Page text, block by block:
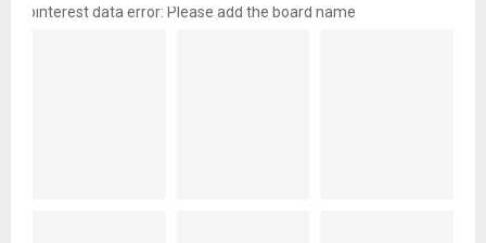
pinterest data error: Please add the board name